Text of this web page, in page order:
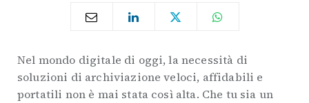
Nel mondo digitale di oggi, la necessità di
soluzioni di archiviazione veloci, affidabili e
portatili non è mai stata così alta. Che tu sia un